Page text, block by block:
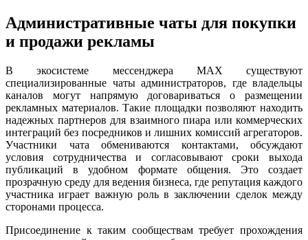
Административные чаты для покупки
и продажи рекламы
В экосистеме мессенджера MAX существуют
специализированные чаты администраторов, где владельцы
каналов могут напрямую договариваться о размещении
рекламных материалов. Такие площадки позволяют находить
надежных партнеров для взаимного пиара или коммерческих
интеграций без посредников и лишних комиссий агрегаторов.
Участники чата обмениваются контактами, обсуждают
условия сотрудничества и согласовывают сроки выхода
публикаций в удобном формате общения. Это создает
прозрачную среду для ведения бизнеса, где репутация каждого
участника играет важную роль в заключении сделок между
сторонами процесса.
Присоединение к таким сообществам требует прохождения